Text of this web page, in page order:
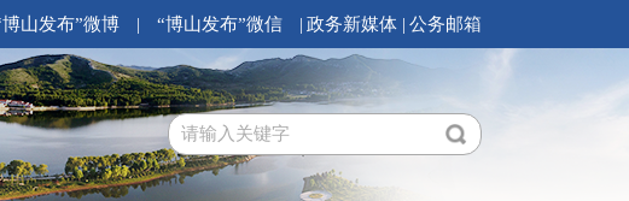
博山发布”微博 | “博山发布”微信 | 政务新媒体 | 公务邮箱